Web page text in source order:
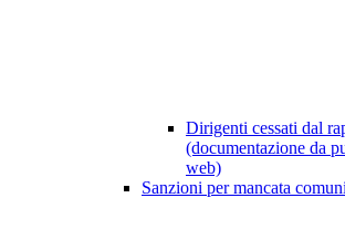
Dirigenti cessati dal
(documentazione da
web)
Sanzioni per mancata